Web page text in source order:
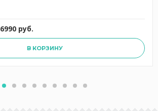
6990 руб.
В КОРЗИНУ